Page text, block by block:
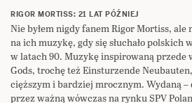
RIGOR MORTISS: 21 LAT PÓŹNIEJ
Nie byłem nigdy fanem Rigor Mortiss, ale
na ich muzykę, gdy się słuchało
w latach 90. Muzykę inspirowaną przede
Gods, trochę też Einsturzende
cięższym i bardziej mrocznym. Wydaną –
przez ważną wówczas na rynku SPV